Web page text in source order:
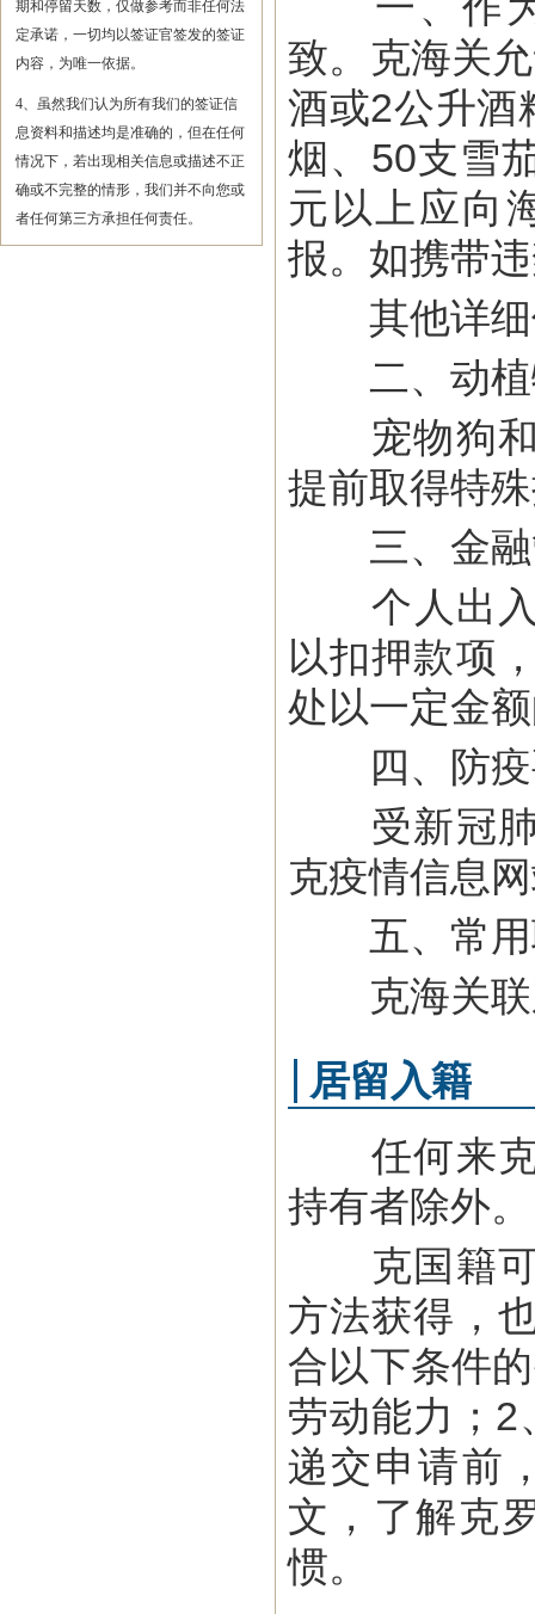
期和停留天数，仅做参考而非任何法
定承诺，一切均以签证官签发的签证
内容，为唯一依据。
4、虽然我们认为所有我们的签证信
息资料和描述均是准确的，但在任何
情况下，若出现相关信息或描述不正
确或不完整的情形，我们并不向您或
者任何第三方承担任何责任。
致。克海关
酒或2公升酒
烟、50支雪
元以上应向
报。如携带
其他详细
二、动植
宠物狗和
提前取得特
三、金融
个人出入
以扣押款项
处以一定金
四、防疫
受新冠肺
克疫情信息
五、常用
克海关联
居留入籍
任何来克
持有者除外。
克国籍可
方法获得，
合以下条件
劳动能力；2
递交申请前
文，了解克
惯。